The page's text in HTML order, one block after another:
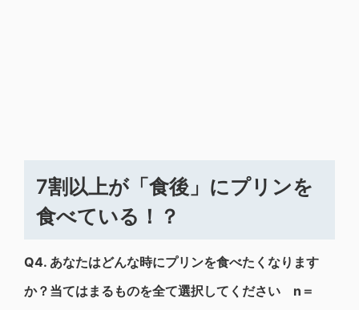
7割以上が「食後」にプリンを
食べている！？
Q4. あなたはどんな時にプリンを食べたくなります
か？当てはまるものを全て選択してください n＝